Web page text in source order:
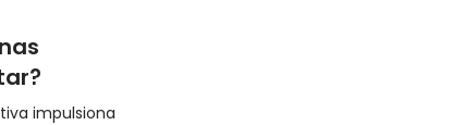
impulsiona